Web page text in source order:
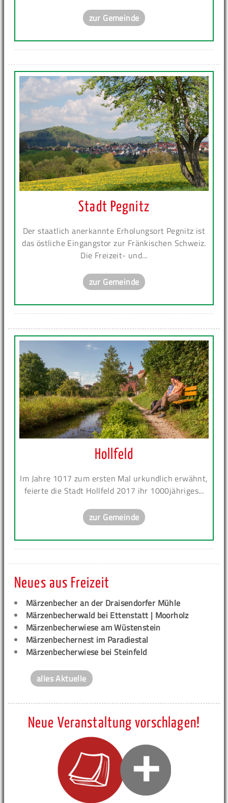
zur Gemeinde
Stadt Pegnitz
Der staatlich anerkannte Erholungsort Pegnitz ist
das östliche Eingangstor zur Fränkischen Schweiz.
Die Freizeit- und...
zur Gemeinde
Hollfeld
Im Jahre 1017 zum ersten Mal urkundlich erwähnt,
feierte die Stadt Hollfeld 2017 ihr 1000jähriges...
zur Gemeinde
Neues aus Freizeit
Märzenbecher an der Draisendorfer Mühle
Märzenbecherwald bei Ettenstatt | Moorholz
Märzenbecherwiese am Wüstenstein
Märzenbechernest im Paradiestal
Märzenbecherwiese bei Steinfeld
alles Aktuelle
Neue Veranstaltung vorschlagen!